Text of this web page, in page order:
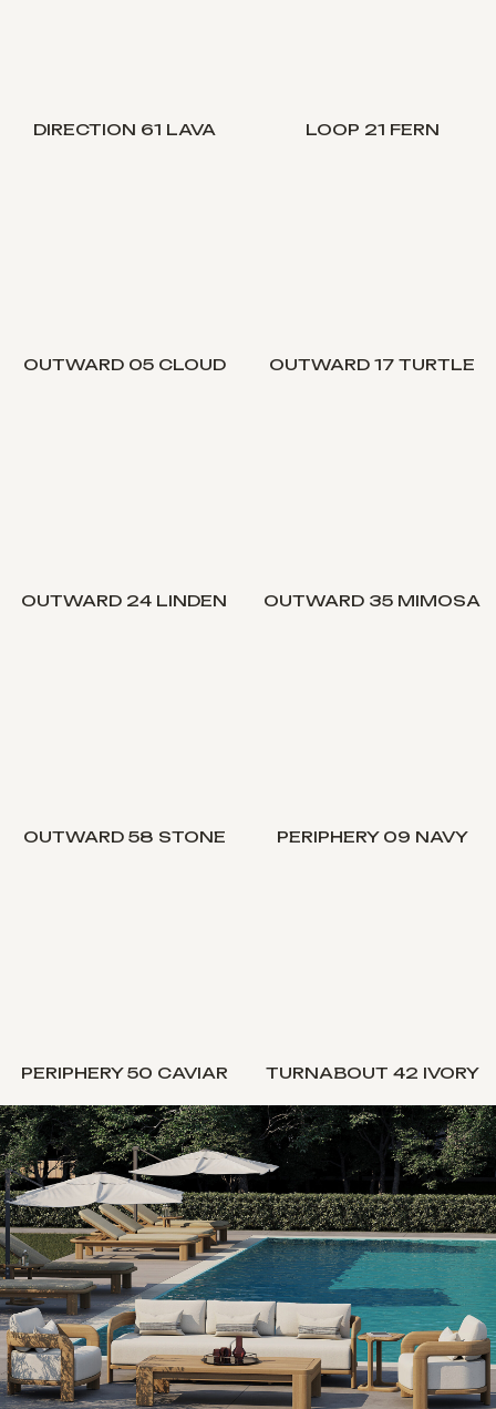
DIRECTION 61 LAVA LOOP 21 FERN
OUTWARD 05 CLOUD OUTWARD 17 TURTLE
OUTWARD 24 LINDEN OUTWARD 35 MIMOSA
OUTWARD 58 STONE PERIPHERY 09 NAVY
PERIPHERY 50 CAVIAR TURNABOUT 42 IVORY